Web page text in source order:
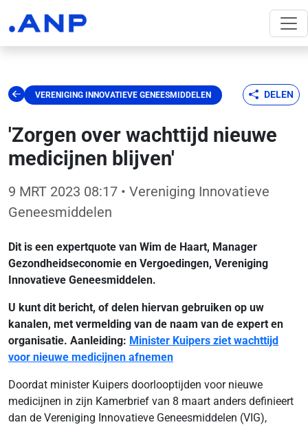
VERENIGING INNOVATIEVE GENEESMIDDELEN DELEN
'Zorgen over wachttijd nieuwe
medicijnen blijven'
9 MRT 2023 08:17 • Vereniging Innovatieve
Geneesmiddelen
Dit is een expertquote van Wim de Haart, Manager
Gezondheidseconomie en Vergoedingen, Vereniging
Innovatieve Geneesmiddelen.
U kunt dit bericht, of delen hiervan gebruiken op uw
kanalen, met vermelding van de naam van de expert en
organisatie. Aanleiding: Minister Kuipers ziet wachttijd
voor nieuwe medicijnen afnemen
Doordat minister Kuipers doorlooptijden voor nieuwe
medicijnen in zijn Kamerbrief van 8 maart anders definieert
dan de Vereniging Innovatieve Geneesmiddelen (VIG),